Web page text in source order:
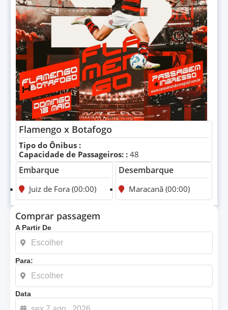
Flamengo x Botafogo
Tipo do Ônibus :
Capacidade de Passageiros: : 48
Embarque
Juiz de Fora (00:00)
Desembarque
Maracanã (00:00)
Comprar passagem
A Partir De
Para:
Data